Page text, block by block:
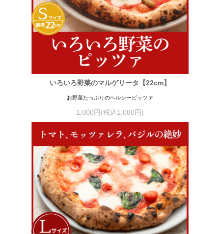
いろいろ野菜のマルゲリータ【22cm】
お野菜たっぷりのヘルシーピッツァ
1,000円(税込1,080円)